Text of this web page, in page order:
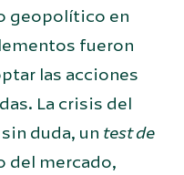
geopolítico en
fueron
las acciones
La crisis del
duda, un test de
del mercado,